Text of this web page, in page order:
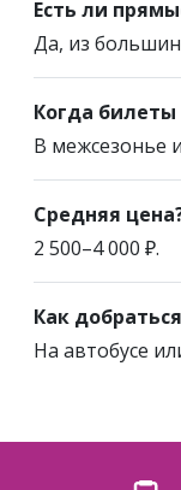
Есть ли
Да, из
Когда
В межсезонье
Средняя
2 500–4 000 ₽.
Как
На автобусе